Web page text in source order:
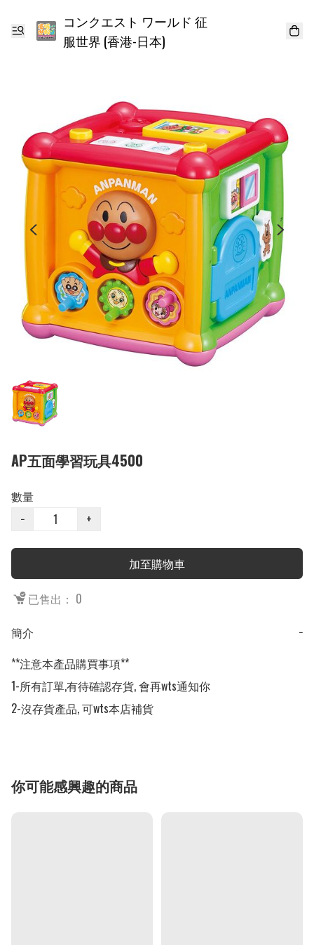
コンクエスト ワールド 征
服世界 (香港-日本)
AP五面學習玩具4500
數量
−
+
加至購物車
已售出： 0
簡介
−
**注意本產品購買事項**
1-所有訂單,有待確認存貨, 會再wts通知你
2-沒存貨產品, 可wts本店補貨
你可能感興趣的商品